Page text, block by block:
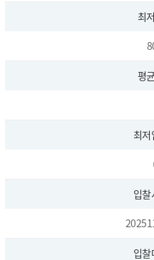
최
평
최저
입찰
입찰